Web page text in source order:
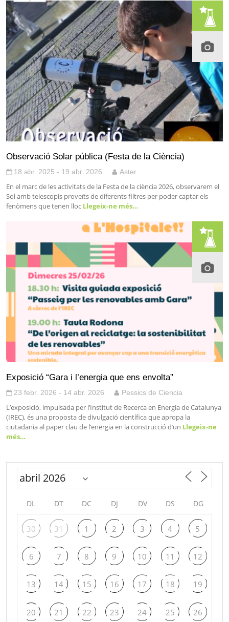
Observació Solar pública (Festa de la Ciència)
18 abr. 2025 - 19 abr. 2026 Aster
En el marc de les activitats de la Festa de la ciència 2026, observarem el
Sol amb telescopis proveïts de diferents filtres per poder captar els
fenòmens que tenen lloc Llegeix-ne més…
Exposició “Gara i l’energia que ens envolta”
23 febr. 2026 - 14 abr. 2026 Pessics de Ciencia
L’exposició, impulsada per l’Institut de Recerca en Energia de Catalunya
(IREC), és una proposta de divulgació científica que apropa la
ciutadania al paper clau de l’energia en la construcció d’un Llegeix-ne
més…
DL DT DC DJ DV DS DG
30 31 1 2 3 4 5
6 7 8 9 10 11 12
13 14 15 16 17 18 19
20 21 22 23 24 25 26